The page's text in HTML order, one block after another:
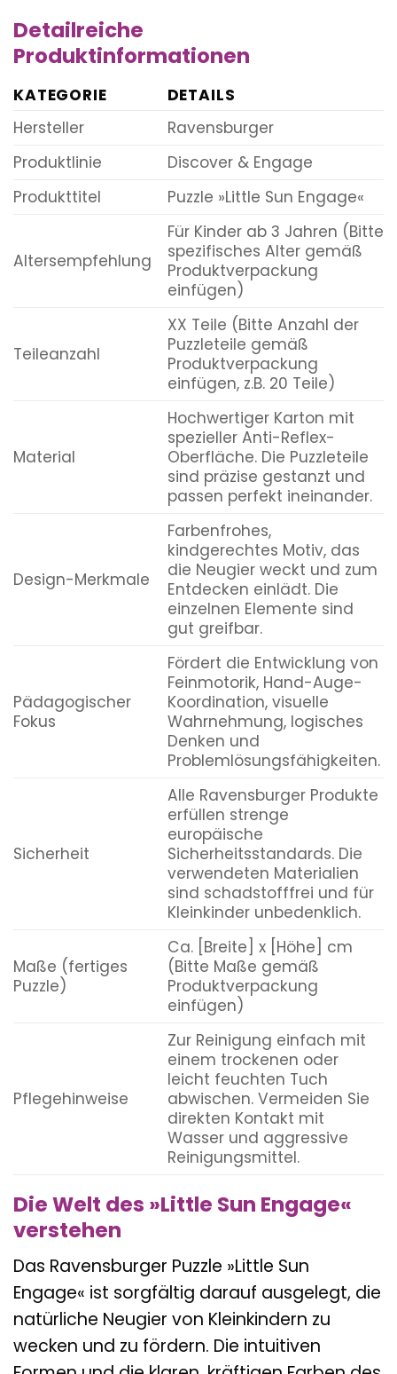
Detailreiche
Produktinformationen
KATEGORIE
DETAILS
Hersteller
Ravensburger
Produktlinie
Discover & Engage
Produkttitel
Puzzle »Little Sun Engage«
Altersempfehlung
Für Kinder ab 3 Jahren (Bitte
spezifisches Alter gemäß
Produktverpackung
einfügen)
Teileanzahl
XX Teile (Bitte Anzahl der
Puzzleteile gemäß
Produktverpackung
einfügen, z.B. 20 Teile)
Material
Hochwertiger Karton mit
spezieller Anti-Reflex-
Oberfläche. Die Puzzleteile
sind präzise gestanzt und
passen perfekt ineinander.
Design-Merkmale
Farbenfrohes,
kindgerechtes Motiv, das
die Neugier weckt und zum
Entdecken einlädt. Die
einzelnen Elemente sind
gut greifbar.
Pädagogischer
Fokus
Fördert die Entwicklung von
Feinmotorik, Hand-Auge-
Koordination, visuelle
Wahrnehmung, logisches
Denken und
Problemlösungsfähigkeiten.
Sicherheit
Alle Ravensburger Produkte
erfüllen strenge
europäische
Sicherheitsstandards. Die
verwendeten Materialien
sind schadstofffrei und für
Kleinkinder unbedenklich.
Maße (fertiges
Puzzle)
Ca. [Breite] x [Höhe] cm
(Bitte Maße gemäß
Produktverpackung
einfügen)
Pflegehinweise
Zur Reinigung einfach mit
einem trockenen oder
leicht feuchten Tuch
abwischen. Vermeiden Sie
direkten Kontakt mit
Wasser und aggressive
Reinigungsmittel.
Die Welt des »Little Sun Engage«
verstehen
Das Ravensburger Puzzle »Little Sun
Engage« ist sorgfältig darauf ausgelegt, die
natürliche Neugier von Kleinkindern zu
wecken und zu fördern. Die intuitiven